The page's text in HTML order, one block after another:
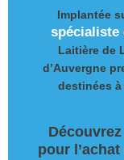
Implantée
spécialiste
Laitière de
d’Auvergne
destinées
pour